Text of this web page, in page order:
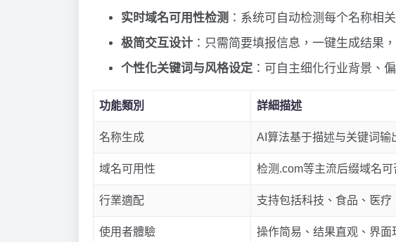
实时域名可用性检测 ：系统可自动检测每个名称相
极简交互设计 ：只需简要填报信息，一键生成结果
个性化关键词与风格设定 ：可自主细化行业背景、
功能類別 詳細描述
名称生成 AI算法基于描述与关键词输
域名可用性 检测.com等主流后缀域名可
行業適配 支持包括科技、食品、医
使用者體驗 操作简易、结果直观、界面